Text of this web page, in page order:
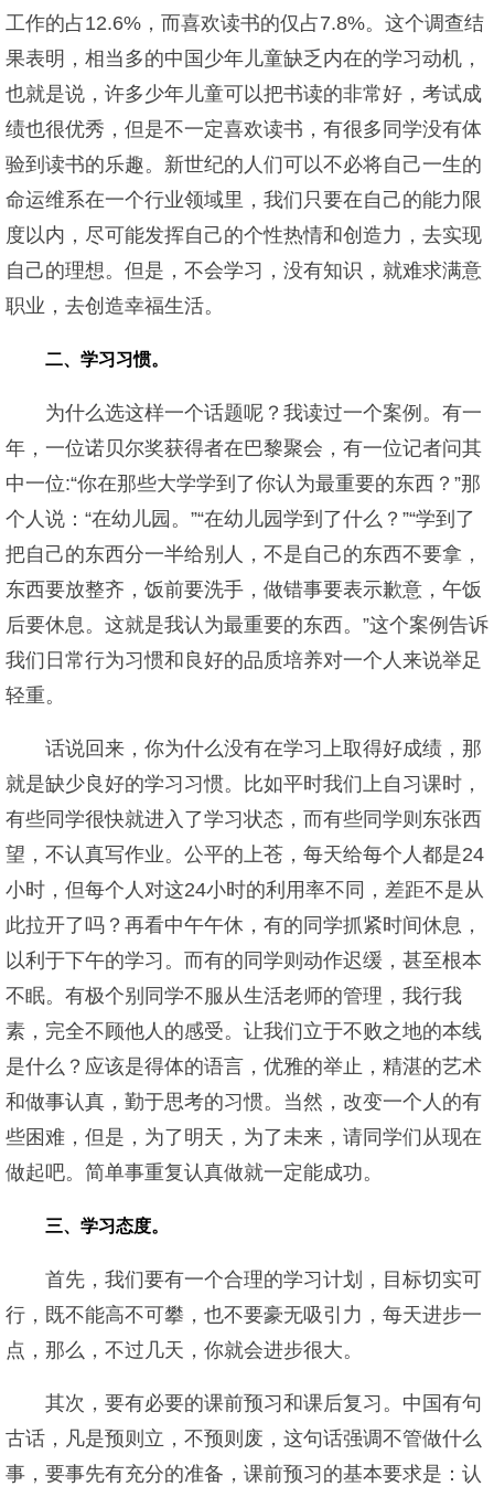
工作的占12.6%，而喜欢读书的仅占7.8%。这个调查结
果表明，相当多的中国少年儿童缺乏内在的学习动机，
也就是说，许多少年儿童可以把书读的非常好，考试成
绩也很优秀，但是不一定喜欢读书，有很多同学没有体
验到读书的乐趣。新世纪的人们可以不必将自己一生的
命运维系在一个行业领域里，我们只要在自己的能力限
度以内，尽可能发挥自己的个性热情和创造力，去实现
自己的理想。但是，不会学习，没有知识，就难求满意
职业，去创造幸福生活。
二、学习习惯。
为什么选这样一个话题呢？我读过一个案例。有一
年，一位诺贝尔奖获得者在巴黎聚会，有一位记者问其
中一位:“你在那些大学学到了你认为最重要的东西？”那
个人说：“在幼儿园。”“在幼儿园学到了什么？”“学到了
把自己的东西分一半给别人，不是自己的东西不要拿，
东西要放整齐，饭前要洗手，做错事要表示歉意，午饭
后要休息。这就是我认为最重要的东西。”这个案例告诉
我们日常行为习惯和良好的品质培养对一个人来说举足
轻重。
话说回来，你为什么没有在学习上取得好成绩，那
就是缺少良好的学习习惯。比如平时我们上自习课时，
有些同学很快就进入了学习状态，而有些同学则东张西
望，不认真写作业。公平的上苍，每天给每个人都是24
小时，但每个人对这24小时的利用率不同，差距不是从
此拉开了吗？再看中午午休，有的同学抓紧时间休息，
以利于下午的学习。而有的同学则动作迟缓，甚至根本
不眠。有极个别同学不服从生活老师的管理，我行我
素，完全不顾他人的感受。让我们立于不败之地的本线
是什么？应该是得体的语言，优雅的举止，精湛的艺术
和做事认真，勤于思考的习惯。当然，改变一个人的有
些困难，但是，为了明天，为了未来，请同学们从现在
做起吧。简单事重复认真做就一定能成功。
三、学习态度。
首先，我们要有一个合理的学习计划，目标切实可
行，既不能高不可攀，也不要豪无吸引力，每天进步一
点，那么，不过几天，你就会进步很大。
其次，要有必要的课前预习和课后复习。中国有句
古话，凡是预则立，不预则废，这句话强调不管做什么
事，要事先有充分的准备，课前预习的基本要求是：认